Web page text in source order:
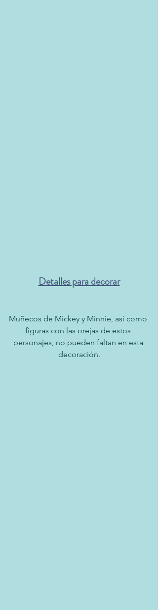
Detalles para decorar
Muñecos de Mickey y Minnie, así como
figuras con las orejas de estos
personajes, no pueden faltan en esta
decoración.